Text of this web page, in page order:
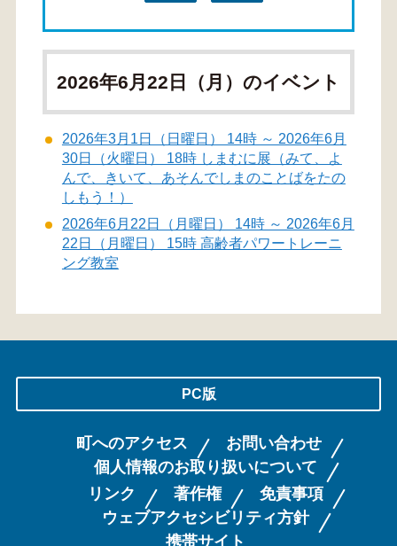
2026年6月22日（月）のイベント
2026年3月1日（日曜日） 14時 ～ 2026年6月
30日（火曜日） 18時 しまむに展（みて、よ
んで、きいて、あそんでしまのことばをたの
しもう！）
2026年6月22日（月曜日） 14時 ～ 2026年6月
22日（月曜日） 15時 高齢者パワートレーニ
ング教室
PC版
町へのアクセス
お問い合わせ
個人情報のお取り扱いについて
リンク
著作権
免責事項
ウェブアクセシビリティ方針
携帯サイト